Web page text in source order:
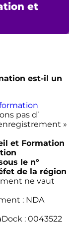
et
est-il un
pas d’
»
et Formation
le n°
de la région
ne vaut
: NDA
: 0043522